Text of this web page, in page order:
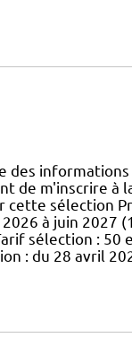
informations
de m'inscrire à
sélection
à juin 2027
sélection : 50
: du 28 avril